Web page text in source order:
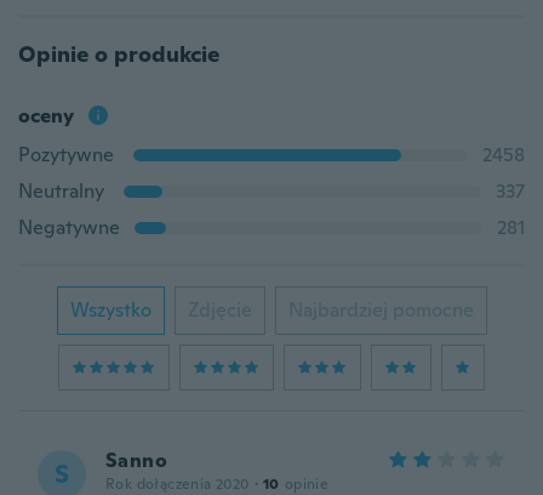
Opinie o produkcie
oceny
Pozytywne
2458
Neutralny
337
Negatywne
281
Wszystko Zdjęcie Najbardziej pomocne
S Sanno
Rok dołączenia 2020 · 10 opinie